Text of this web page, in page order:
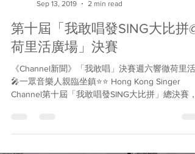
Hong Kong Singer Channel
Sep 13, 2019
2 min read
荷里活廣場」決賽